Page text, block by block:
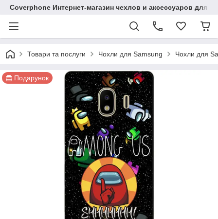
Coverphone Интернет-магазин чехлов и аксессуаров для
Товари та послуги Чохли для Samsung Чохли для
Подарунок